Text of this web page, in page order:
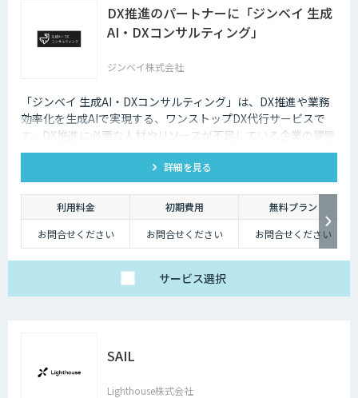
DX推進のパートナーに「ジンベイ 生成
AI・DXコンサルティング」
ジンベイ株式会社
「ジンベイ 生成AI・DXコンサルティング」は、DX推進や業務
効率化を生成AIで実現する、ワンストップDX代行サービスで
す。DX推進に必要な人材やリソースが不足している企業の課題
を解決し、業務課題の特定からソリューションの導入・運用ま
で一括でサポートします。
詳細を見る
利用料金 初期費用
無料プラン
お問合せください
お問合せください お問合せください
サービス選択
SAIL
Lighthouse株式会社